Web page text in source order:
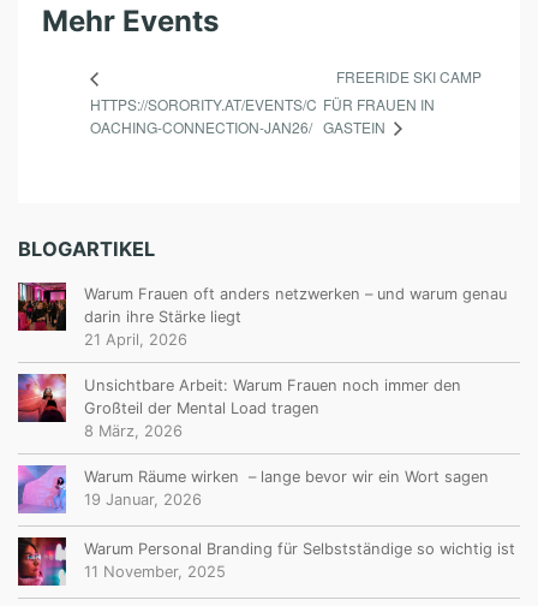
Mehr Events
HTTPS://SORORITY.AT/EVENTS/C
OACHING-CONNECTION-JAN26/
FREERIDE SKI CAMP
FÜR FRAUEN IN
GASTEIN
BLOGARTIKEL
Warum Frauen oft anders netzwerken – und warum genau
darin ihre Stärke liegt
21 April, 2026
Unsichtbare Arbeit: Warum Frauen noch immer den
Großteil der Mental Load tragen
8 März, 2026
Warum Räume wirken – lange bevor wir ein Wort sagen
19 Januar, 2026
Warum Personal Branding für Selbstständige so wichtig ist
11 November, 2025